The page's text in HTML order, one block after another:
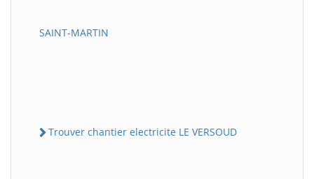
SAINT-MARTIN
Trouver chantier electricite LE VERSOUD